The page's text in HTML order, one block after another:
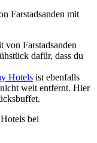
Farstadsanden mit
von Farstadsanden
dafür, dass du
Hotels ist ebenfalls
weit entfernt. Hier
bei